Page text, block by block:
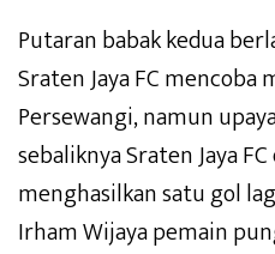
Putaran babak kedua
Sraten Jaya FC
Persewangi, namun
sebaliknya Sraten Jaya
menghasilkan satu gol
Irham Wijaya pemain